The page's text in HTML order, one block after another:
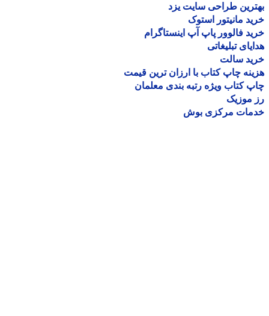
طراحی سایت یزد
مانیتور استوک
فالوور پاپ آپ اینستاگرام
تبلیغاتی
سالت
چاپ کتاب با ارزان ترین قیمت
کتاب ویژه رتبه بندی معلمان
موزیک
مرکزی بوش